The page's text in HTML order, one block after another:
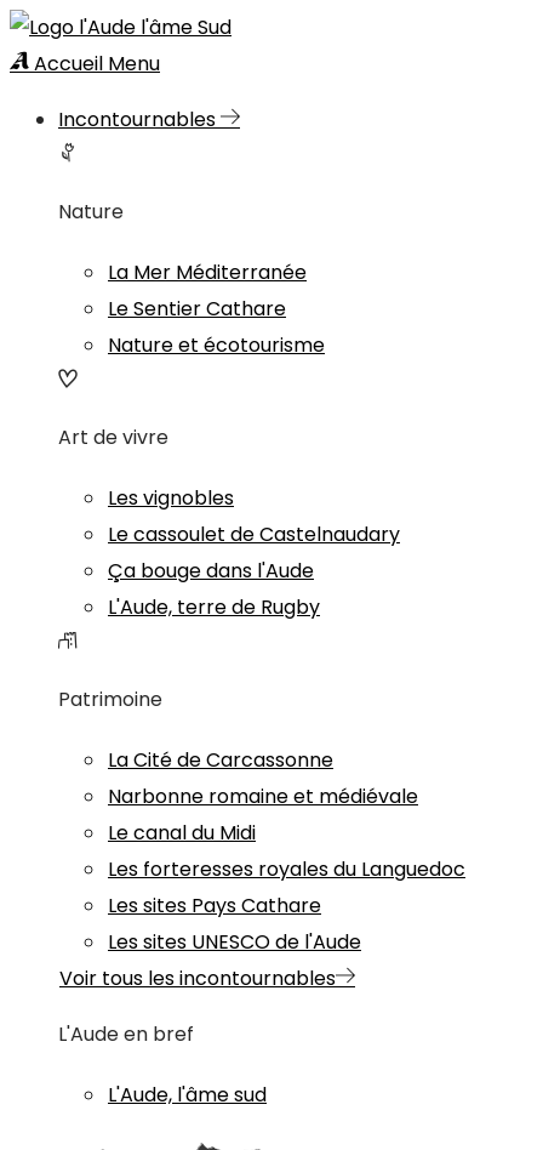
Accueil Menu
Incontournables
Nature
La Mer Méditerranée
Le Sentier Cathare
Nature et écotourisme
Art de vivre
Les vignobles
Le cassoulet de Castelnaudary
Ça bouge dans l'Aude
L'Aude, terre de Rugby
Patrimoine
La Cité de Carcassonne
Narbonne romaine et médiévale
Le canal du Midi
Les forteresses royales du Languedoc
Les sites Pays Cathare
Les sites UNESCO de l'Aude
Voir tous les incontournables
L'Aude en bref
L'Aude, l'âme sud